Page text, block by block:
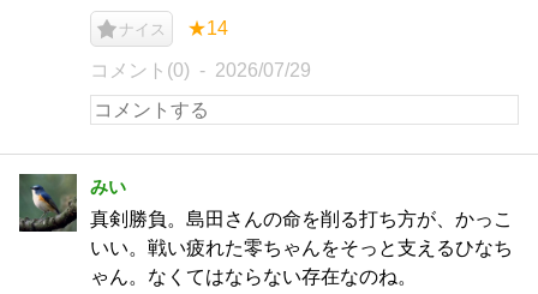
ナイス ★14
コメント(0) 2026/07/29
みい
真剣勝負。島田さんの命を削る打ち方が、かっこ
いい。戦い疲れた零ちゃんをそっと支えるひなち
ゃん。なくてはならない存在なのね。